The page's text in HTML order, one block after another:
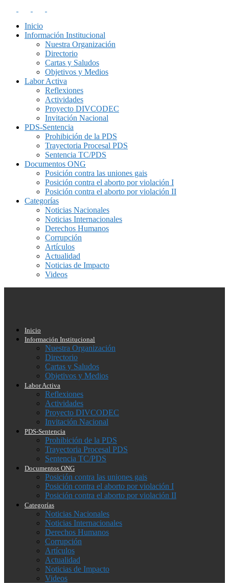
Inicio
Información Institucional
Nuestra Organización
Directorio
Cartas y Saludos
Objetivos y Medios
Labor Activa
Reflexiones
Actividades
Proyecto DIVCODEC
Invitación Nacional
PDS-Sentencia
Prohibición de la PDS
Trayectoria Procesal PDS
Sentencia TC/PDS
Documentos ONG
Posición contra las uniones gais
Posición contra el aborto por violación I
Posición contra el aborto por violación II
Categorías
Noticias Nacionales
Noticias Internacionales
Derechos Humanos
Corrupción
Artículos
Actualidad
Noticias de Impacto
Videos
Inicio
Información Institucional
Nuestra Organización
Directorio
Cartas y Saludos
Objetivos y Medios
Labor Activa
Reflexiones
Actividades
Proyecto DIVCODEC
Invitación Nacional
PDS-Sentencia
Prohibición de la PDS
Trayectoria Procesal PDS
Sentencia TC/PDS
Documentos ONG
Posición contra las uniones gais
Posición contra el aborto por violación I
Posición contra el aborto por violación II
Categorías
Noticias Nacionales
Noticias Internacionales
Derechos Humanos
Corrupción
Artículos
Actualidad
Noticias de Impacto
Videos